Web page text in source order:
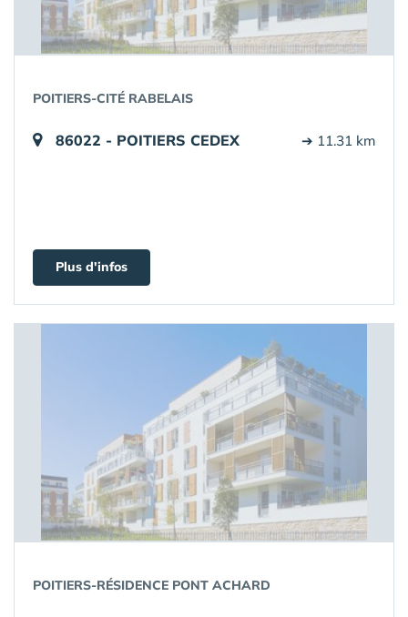
POITIERS-CITÉ RABELAIS
86022 - POITIERS CEDEX ➔ 11.31 km
Plus d'infos
POITIERS-RÉSIDENCE PONT ACHARD